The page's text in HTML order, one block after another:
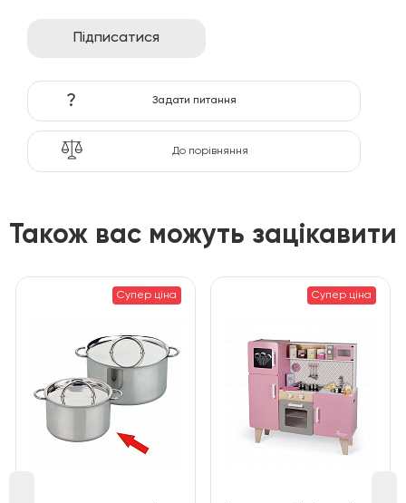
Підписатися
? Задати питання
До порівняння
Також вас можуть зацікавити
Супер ціна Супер ціна